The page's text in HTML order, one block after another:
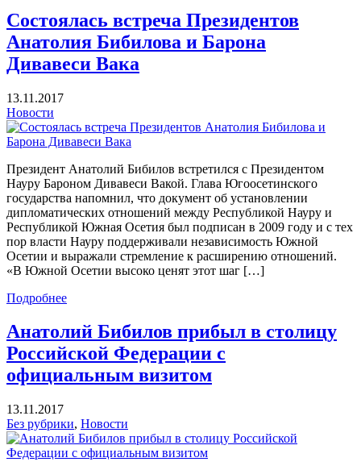
Состоялась встреча Президентов
Анатолия Бибилова и Барона
Дивавеси Вака
13.11.2017
Новости
Президент Анатолий Бибилов встретился с Президентом
Науру Бароном Дивавеси Вакой. Глава Югоосетинского
государства напомнил, что документ об установлении
дипломатических отношений между Республикой Науру и
Республикой Южная Осетия был подписан в 2009 году и с тех
пор власти Науру поддерживали независимость Южной
Осетии и выражали стремление к расширению отношений.
«В Южной Осетии высоко ценят этот шаг […]
Подробнее
Анатолий Бибилов прибыл в столицу
Российской Федерации с
официальным визитом
13.11.2017
Без рубрики, Новости